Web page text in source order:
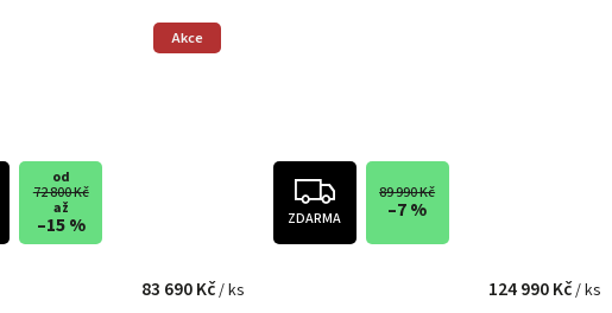
od
72 800 Kč
až
–15 %
Akce
ZDARMA
89 990 Kč
–7 %
83 690 Kč/ ks 124 990 Kč/ ks